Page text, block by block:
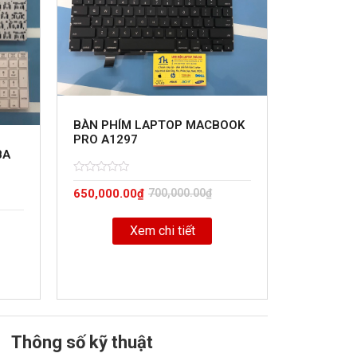
BÀN PHÍM LAPTOP MACBOOK
PRO A1297
0
700,000.00₫
650,000.00₫
Xem chi tiết
Thông số kỹ thuật